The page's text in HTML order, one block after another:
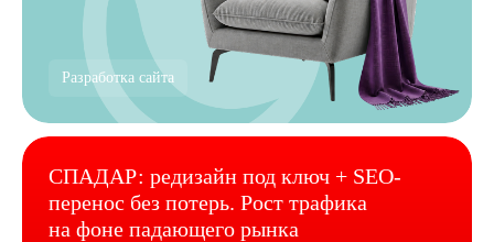
Разработка сайта
СПАДАР: редизайн под ключ + SEO-
перенос без потерь. Рост трафика
на фоне падающего рынка